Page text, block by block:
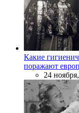
Какие
поражают
24